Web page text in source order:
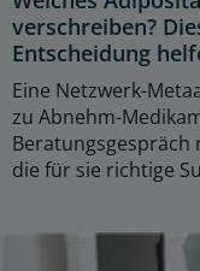
verschreiben?
Entscheidung
Eine Netzwerk-
zu Abnehm-
die für sie richtige